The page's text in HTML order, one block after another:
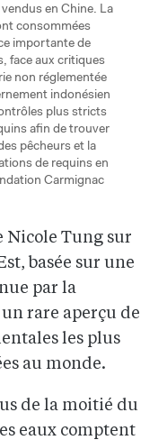
en Chine. La
consommées
importante de
face aux critiques
non réglementée
indonésien
plus stricts
afin de trouver
pêcheurs et la
de requins en
Carmignac
Nicole Tung sur
basée sur une
par la
rare aperçu de
les plus
au monde.
de la moitié du
eaux comptent